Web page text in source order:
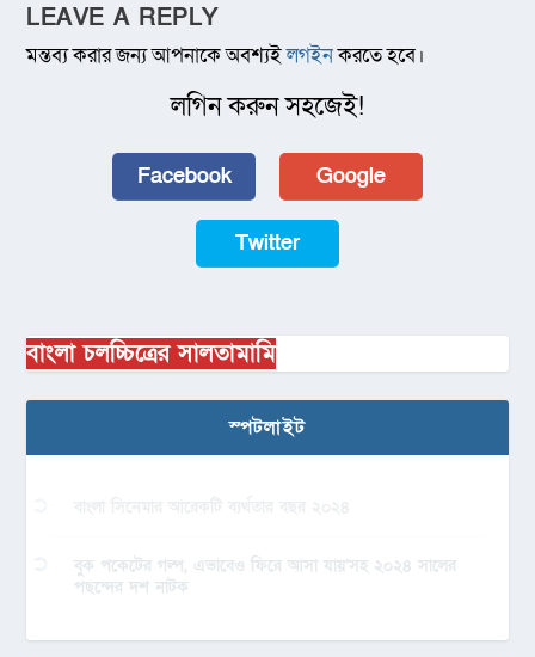
LEAVE A REPLY
মন্তব্য করার জন্য আপনাকে অবশ্যইলগইনকরতে হবে।
লগিন করুন সহজেই!
Facebook Google
Twitter
বাংলা চলচ্চিত্রের সালতামামি
স্পটলাইট
বুক পকেটের গল্প, এভাবেও ফিরে আসা যায়’সহ ২০২৪ সালের
পছন্দের দশ নাটক